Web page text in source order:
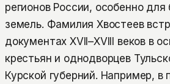
регионов России, особенно
земель. Фамилия Хвостеев
документах XVII–XVIII веков в
крестьян и однодворцев
Курской губерний. Например, в